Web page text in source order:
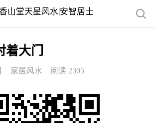
香山堂天星风水|安智居士
大门
家居风水 阅读 2305